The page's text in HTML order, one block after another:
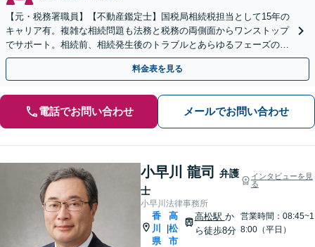
【元・税務署職員】【不動産鑑定士】国税局相続税担当として15年の
キャリア有。複雑な相続問題も法務と税務の両側面からワンストップ
でサポート。相続前、相続発生後のトラブルとあらゆるフェーズのご
相談に対応します【駐車場あり】【電話・Web相談可】
料金表を見る
電話でお問い合わせ メールでお問い合わせ
小早川 龍司
弁護
士
インタビューを見
る
小早川法律事務所
香
川
県
高
松
市
高松駅 か
ら徒歩8分
営業時間：08:45~1
8:00（平日）